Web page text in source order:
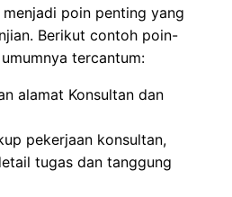
poin penting yang
Berikut contoh poin-
tercantum:
alamat Konsultan dan
pekerjaan konsultan,
tugas dan tanggung